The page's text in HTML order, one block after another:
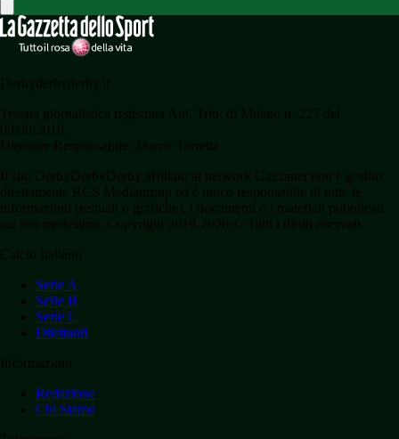
Serie A
Serie B
Serie C
Dilettanti
Redazione
Chi Siamo